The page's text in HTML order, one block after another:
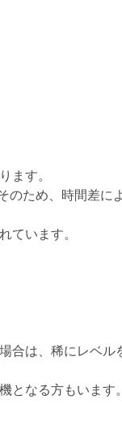
ます。
ため、時間差に
ています。
は、稀にレベル
となる方もいます。